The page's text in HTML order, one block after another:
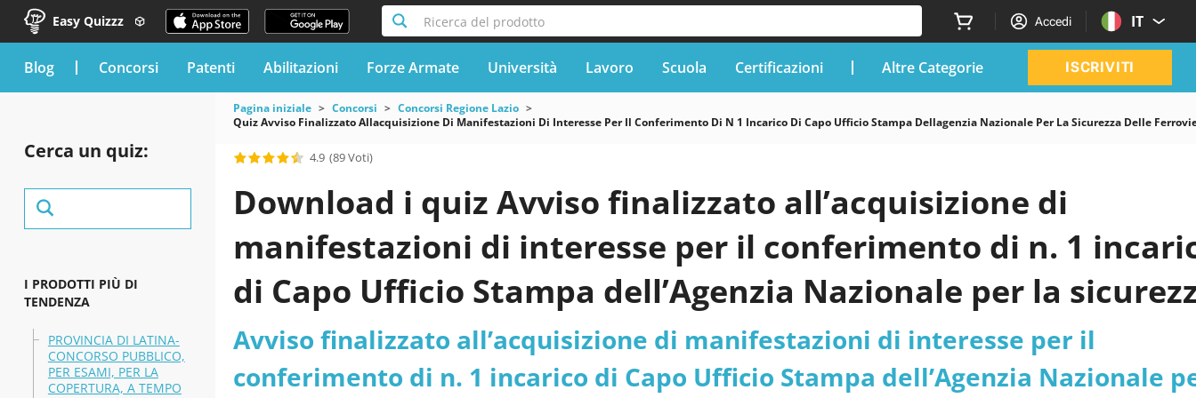
Easy Quizzz Ricerca del prodotto Accedi IT
blog Concorsi Patenti Abilitazioni Forze Armate Università Lavoro Scuola Certificazioni Altre Categorie ISCRIVITI
Cerca un quiz:
I PRODOTTI PIÙ DI
TENDENZA
PROVINCIA DI LATINA-
CONCORSO PUBBLICO,
PER ESAMI, PER LA
COPERTURA, A TEMPO
Pagina iniziale Concorsi
Concorsi Regione Lazio
Quiz Avviso Finalizzato Allacquisizione Di Manifestazioni Di Interesse Per Il Conferimento Di N 1 Incarico Di Capo Ufficio Stampa Dellagenzia Nazionale Per La Sicurezza Delle
4.9 (89 Voti)
Download i quiz Avviso finalizzato all’acquisizione di
manifestazioni di interesse per il conferimento di n. 1
di Capo Ufficio Stampa dell’Agenzia Nazionale per la
delle ferrovie e delle infrastrutture stradali e autostradali
(ANSFISA) - Lazio - Agenzia Nazionale per La Sicurezza Delle
Avviso finalizzato all’acquisizione di manifestazioni di interesse per il
conferimento di n. 1 incarico di Capo Ufficio Stampa dell’Agenzia Nazionale